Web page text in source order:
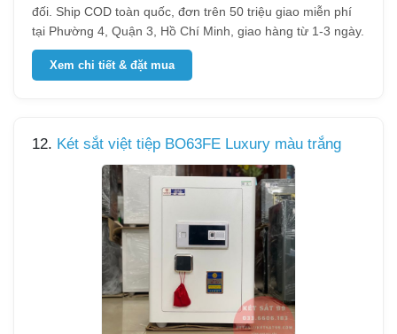
đối. Ship COD toàn quốc, đơn trên 50 triệu giao miễn phí
tại Phường 4, Quận 3, Hồ Chí Minh, giao hàng từ 1-3 ngày.
Xem chi tiết & đặt mua
12. Két sắt việt tiệp BO63FE Luxury màu trắng